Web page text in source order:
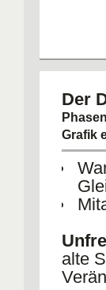
Der
Grafik
alte